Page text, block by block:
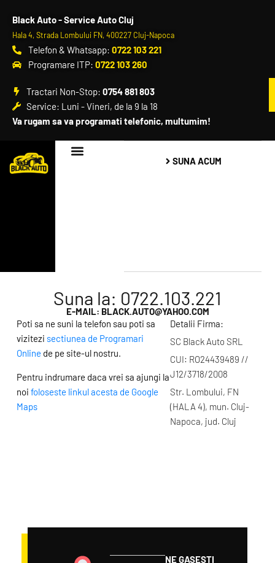
Black Auto - Service Auto Cluj
Hala 4, Strada Lombului FN, 400227 Cluj-Napoca
Telefon & Whatsapp: 0722 103 221
Programare ITP: 0722 103 260
Tractari Non-Stop: 0754 881 803
Service: Luni - Vineri, de la 9 la 18
Va rugam sa va programati telefonic, multumim!
SUNA ACUM
Suna la: 0722.103.221
E-MAIL: BLACK.AUTO@YAHOO.COM
Poti sa ne suni la telefon sau poti sa
vizitezi sectiunea de Programari
Online de pe site-ul nostru.
Pentru indrumare daca vrei sa ajungi la
noi foloseste linkul acesta de Google
Maps
Detalii Firma:
SC Black Auto SRL
CUI: RO24439489 //
J12/3718/2008
Str. Lombului, FN
(HALA 4), mun. Cluj-
Napoca, jud. Cluj
NE GASESTI